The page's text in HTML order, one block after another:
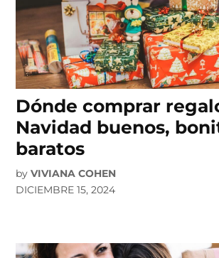
Dónde comprar
Navidad buenos,
baratos
by VIVIANA COHEN
DICIEMBRE 15, 2024